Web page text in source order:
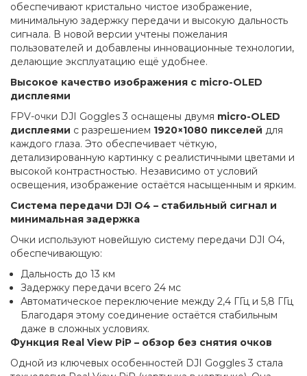
обеспечивают кристально чистое изображение,
минимальную задержку передачи и высокую дальность
сигнала. В новой версии учтены пожелания
пользователей и добавлены инновационные технологии,
делающие эксплуатацию ещё удобнее.
Высокое качество изображения с micro-OLED
дисплеями
FPV-очки DJI Goggles 3 оснащены двумя micro-OLED
дисплеями с разрешением 1920×1080 пикселей для
каждого глаза. Это обеспечивает чёткую,
детализированную картинку с реалистичными цветами и
высокой контрастностью. Независимо от условий
освещения, изображение остаётся насыщенным и ярким.
Система передачи DJI O4 – стабильный сигнал и
минимальная задержка
Очки используют новейшую систему передачи DJI O4,
обеспечивающую:
Дальность до 13 км
Задержку передачи всего 24 мс
Автоматическое переключение между 2,4 ГГц и 5,8 ГГц
Благодаря этому соединение остаётся стабильным
даже в сложных условиях.
Функция Real View PiP – обзор без снятия очков
Одной из ключевых особенностей DJI Goggles 3 стала